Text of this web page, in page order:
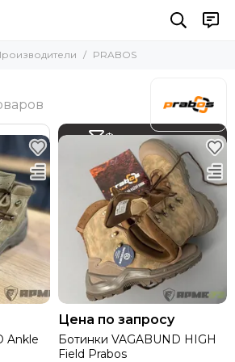
PRABOS
Фильтр товаров
Ankle
Цена по запросу
Ботинки VAGABUND HIGH
Field Prabos